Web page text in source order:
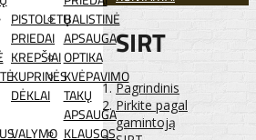
PISTOLETŲ
PRIEDAI
BALISTINĖ
APSAUGA
KREPŠIAI
KUPRINĖS
DĖKLAI
OPTIKA
KVĖPAVIMO
TAKŲ
APSAUGA
VALYMO KLAUSOS
SIRT
Pagrindinis
Pirkite pagal
gamintoją